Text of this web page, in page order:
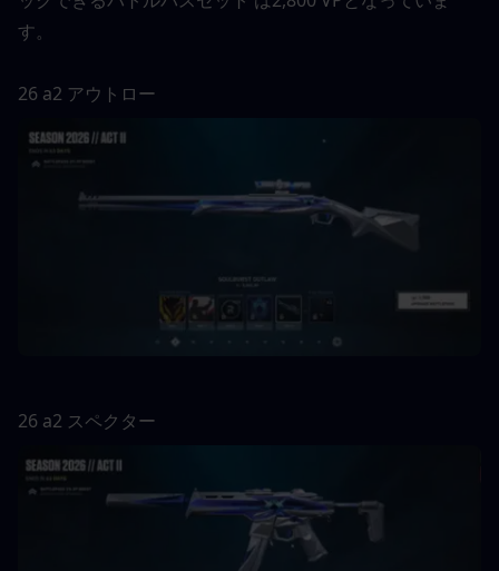
す。
26 a2 アウトロー
26 a2 スペクター